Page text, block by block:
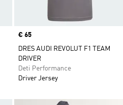
Price
€ 65
DRES AUDI REVOLUT F1 TEAM
DRIVER
Deti Performance
Driver Jersey